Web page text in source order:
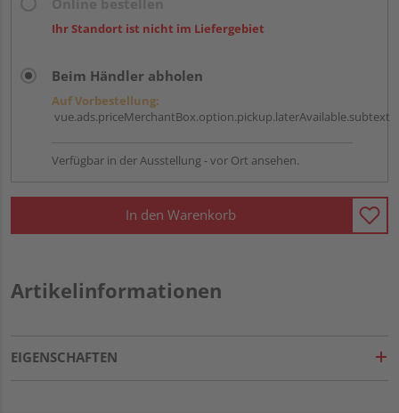
Ihr Standort ist nicht im Liefergebiet
Beim Händler abholen
Auf Vorbestellung:
vue.ads.priceMerchantBox.option.pickup.laterAvailable.subtext
Verfügbar in der Ausstellung - vor Ort ansehen.
In den Warenkorb
Artikelinformationen
EIGENSCHAFTEN